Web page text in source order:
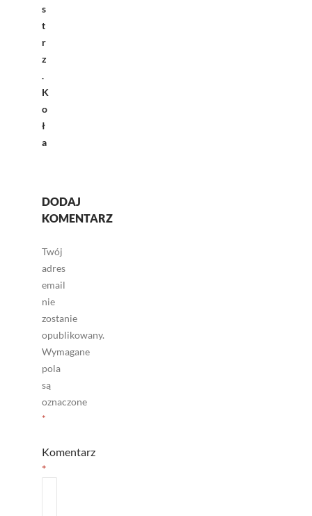
s
t
r
z
.
K
o
ł
a
DODAJ
KOMENTARZ
Twój
adres
email
nie
zostanie
opublikowany.
Wymagane
pola
są
oznaczone
*
Komentarz
*